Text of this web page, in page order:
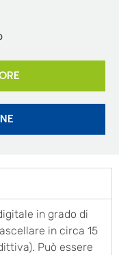
in grado di
in circa 15
Può essere